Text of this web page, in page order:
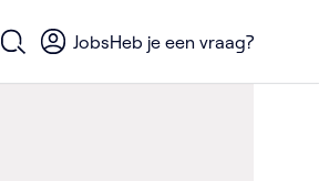
Open zoekformulier
JobsHeb je een vraag?